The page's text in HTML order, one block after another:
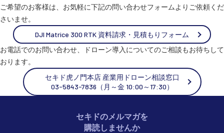
ご希望のお客様は、お気軽に下記の問い合わせフォームよりご依頼くだ
さいませ。
DJI Matrice 300 RTK 資料請求・見積もりフォーム
お電話でのお問い合わせ、ドローン導入についてのご相談もお待ちして
おります。
セキド虎ノ門本店 産業用ドローン相談窓口
03-5843-7836（月～金 10:00～17:30）
セキドのメルマガを
購読しませんか